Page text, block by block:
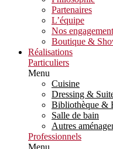
Partenaires
L’équipe
Nos
Boutique &
Réalisations
Particuliers
Menu
Cuisine
Dressing &
Bibliothèque &
Salle de bain
Autres
Professionnels